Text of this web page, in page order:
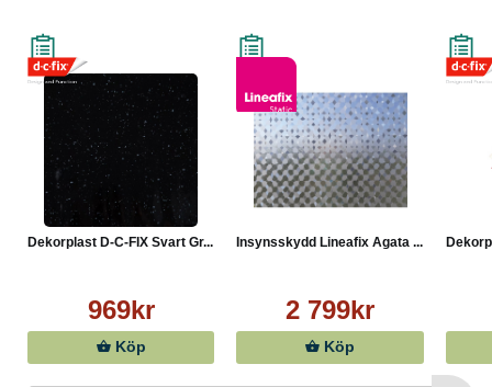
Dekorplast D-C-FIX Svart Gr...
969kr
Köp
Insynsskydd Lineafix Agata ...
2 799kr
Köp